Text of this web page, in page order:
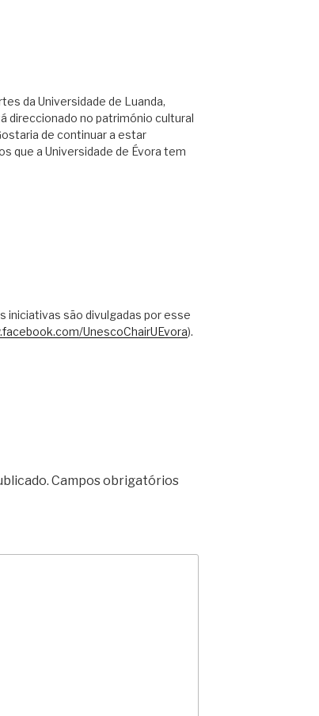
da Universidade de Luanda,
direccionado no património cultural
de continuar a estar
que a Universidade de Évora tem
iniciativas são divulgadas por esse
UnescoChairUEvora).
Campos obrigatórios